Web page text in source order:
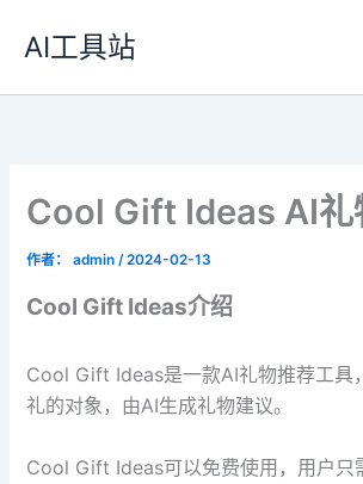
容
AI工具站
Cool Gift Ideas AI礼
作者： admin/2024-02-13
Cool Gift Ideas介绍
Cool Gift Ideas是一款AI礼物推荐工具
礼的对象，由AI生成礼物建议。
Cool Gift Ideas可以免费使用，用户只